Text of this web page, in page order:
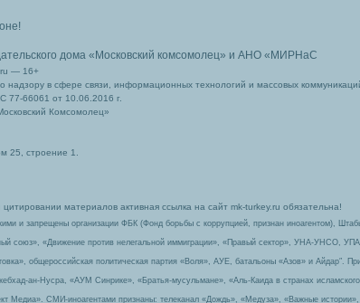
дома «Московский комсомолец» и АНО «МИРНаС
— 16+
надзору в сфере связи, информационных технологий и массовых
77-66061 от 10.06.2016 г.
Комсомолец»
25, строение 1.
материалов активная ссылка на сайт mk-turkey.ru обязательна!
и запрещены организации ФБК (Фонд борьбы с коррупцией, признан иноагентом),
союз», «Движение против нелегальной иммиграции», «Правый сектор», УНА-УНСО,
общероссийская политическая партия «Воля», АУЕ, батальоны «Азов» и Айдар″.
ан-Нусра, «АУМ Синрике», «Братья-мусульмане», «Аль-Каида в странах
Медиа». СМИ-иноагентами признаны: телеканал «Дождь», «Медуза», «Важные